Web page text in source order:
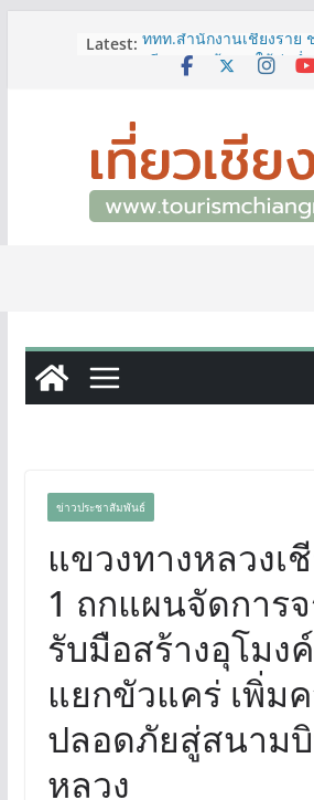
Latest: ททท.สำนักงานเชียงราย
เชียงรายหน้าฝน ให้ชุ่มฉ่ำ
เลขสวย หมวด ขจ เปิดป
แล้ววันนี้ เลขเด่น เลขมง
ดีมีให้เลือกหลากหลายทั้ง
3 พิกัด ที่เที่ยวชมงานเทศ
ยกระดับตลาดสด 100
ศิลปะมีชีวิต หนุนเศรษฐ
ข่าวประชาสัมพันธ์
แขวงทางหลวงเ
1 ถกแผนจัดการ
รับมือสร้างอุโมง
แยกขัวแคร่ เพิ่ม
ปลอดภัยสู่สนาม
หลวง